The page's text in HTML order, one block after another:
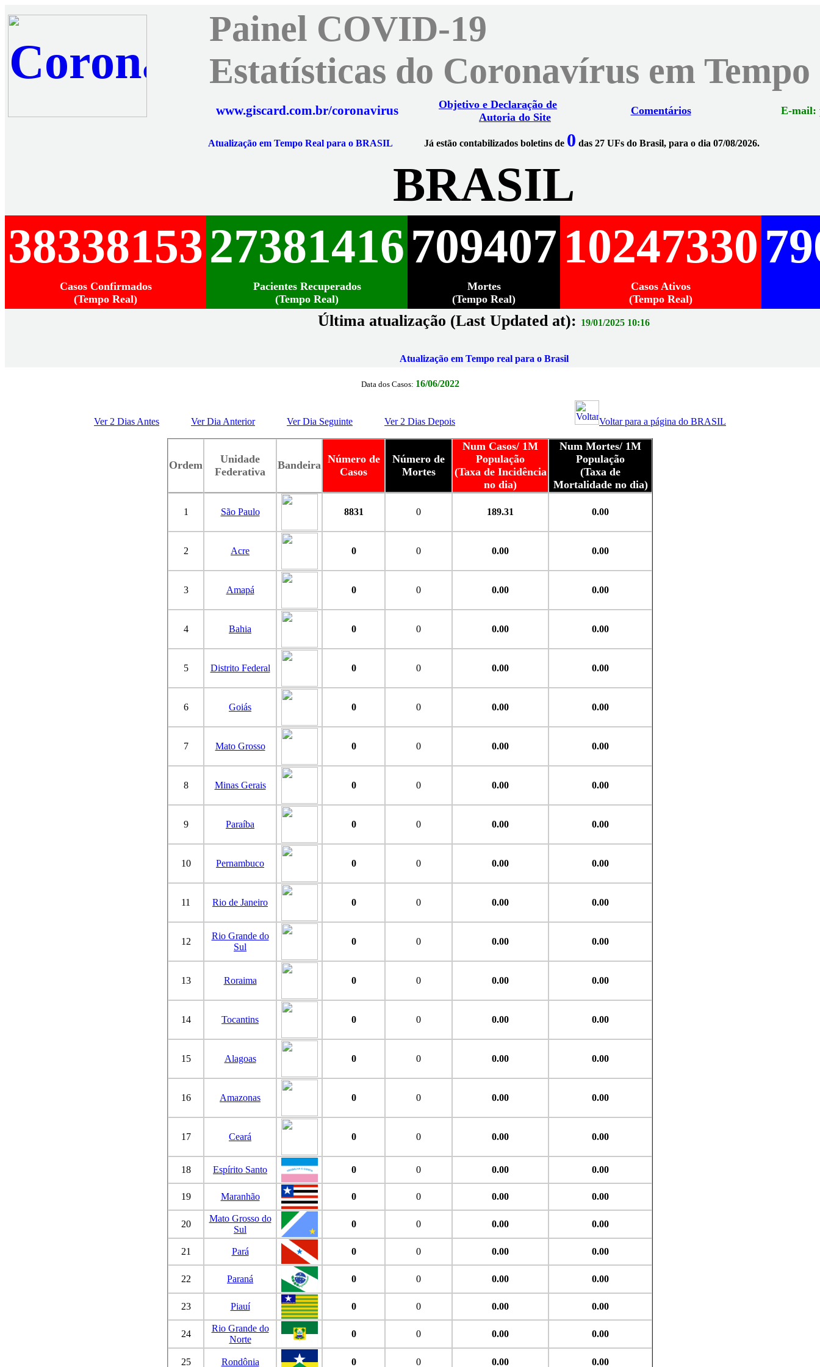
Painel COVID-19
Estatísticas do Coronavírus em Tempo
www.giscard.com.br/coronavirus
Objetivo e Declaração de
Autoria do Site
Comentários E-mail:
Atualização em Tempo Real para o BRASIL Já estão contabilizados boletins de 0 das 27 UFs do Brasil, para o dia 07/08/2026.
BRASIL
3833815327381416709407 10247330
Casos Confirmados
(Tempo Real)
Pacientes Recuperados
(Tempo Real)
Mortes
(Tempo Real)
Casos Ativos
(Tempo Real)
Última atualização (Last Updated at): 19/01/2025 10:16
Atualização em Tempo real para o Brasil
Data dos Casos: 16/06/2022
Ver 2 Dias Antes Ver Dia Anterior Ver Dia Seguinte Ver 2 Dias Depois Voltar para a página do BRASIL
Ordem
Unidade
Federativa
Bandeira Número de
Casos
Número de
Mortes
Num Casos/ 1M
População
(Taxa de Incidência
no dia)
Num Mortes/ 1M
População
(Taxa de
Mortalidade no dia)
1 São Paulo 8831 0 189.31 0.00
2 Acre 0 0 0.00 0.00
3 Amapá 0 0 0.00 0.00
4 Bahia 0 0 0.00 0.00
5 Distrito Federal 0 0 0.00 0.00
6 Goiás 0 0 0.00 0.00
7 Mato Grosso 0 0 0.00 0.00
8 Minas Gerais 0 0 0.00 0.00
9 Paraíba 0 0 0.00 0.00
10 Pernambuco 0 0 0.00 0.00
11 Rio de Janeiro 0 0 0.00 0.00
12
Rio Grande do
Sul
0 0 0.00 0.00
13 Roraima 0 0 0.00 0.00
14 Tocantins 0 0 0.00 0.00
15 Alagoas 0 0 0.00 0.00
16 Amazonas 0 0 0.00 0.00
17 Ceará 0 0 0.00 0.00
18 Espírito Santo 0 0 0.00 0.00
19 Maranhão 0 0 0.00 0.00
20
Mato Grosso do
Sul
0 0 0.00 0.00
21 Pará 0 0 0.00 0.00
22 Paraná 0 0 0.00 0.00
23 Piauí 0 0 0.00 0.00
24
Rio Grande do
Norte
0 0 0.00 0.00
25 Rondônia 0 0 0.00 0.00